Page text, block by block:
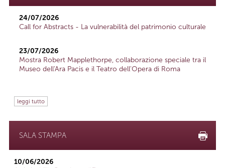
24/07/2026
Call for Abstracts - La vulnerabilità del patrimonio culturale
23/07/2026
Mostra Robert Mapplethorpe, collaborazione speciale tra il
Museo dell'Ara Pacis e il Teatro dell'Opera di Roma
leggi tutto
SALA STAMPA
10/06/2026